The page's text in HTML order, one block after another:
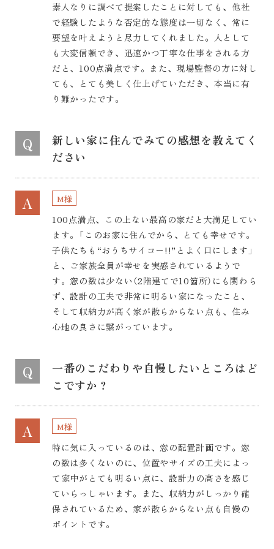
素人なりに調べて提案したことに対しても、他社
で経験したような否定的な態度は一切なく、常に
要望を叶えようと尽力してくれました。人として
も大変信頼でき、迅速かつ丁寧な仕事をされる方
だと、100点満点です。また、現場監督の方に対し
ても、とても美しく仕上げていただき、本当に有
り難かったです。
Q
新しい家に住んでみての感想を教えてく
ださい
A M様
100点満点、この上ない最高の家だと大満足してい
ます。「このお家に住んでから、とても幸せです。
子供たちも“おうちサイコー!!”とよく口にします」
と、ご家族全員が幸せを実感されているようで
す。窓の数は少ない（2階建てで10箇所）にも関わら
ず、設計の工夫で非常に明るい家になったこと、
そして収納力が高く家が散らからない点も、住み
心地の良さに繋がっています。
Q
一番のこだわりや自慢したいところはど
こですか？
A M様
特に気に入っているのは、窓の配置計画です。窓
の数は多くないのに、位置やサイズの工夫によっ
て家中がとても明るい点に、設計力の高さを感じ
ていらっしゃいます。また、収納力がしっかり確
保されているため、家が散らからない点も自慢の
ポイントです。